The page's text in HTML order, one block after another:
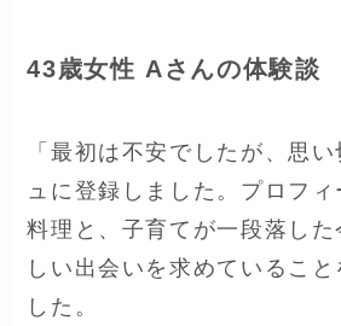
43歳女性 Aさんの体験談
「最初は不安でしたが、思
ュに登録しました。プロフ
料理と、子育てが一段落し
しい出会いを求めていること
した。